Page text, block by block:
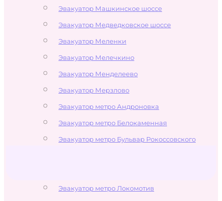
Эвакуатор Машкинское шоссе
Эвакуатор Медведковское шоссе
Эвакуатор Меленки
Эвакуатор Мелечкино
Эвакуатор Менделеево
Эвакуатор Мерзлово
Эвакуатор метро Андроновка
Эвакуатор метро Белокаменная
Эвакуатор метро Бульвар Рокоссовского
Эвакуатор метро Локомотив